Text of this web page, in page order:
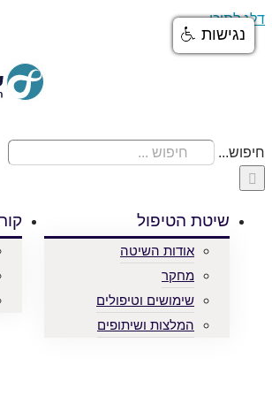
דלג לתוכן
חיפוש...
שיטת הטיפול
אודות השיטה
מחקר
שימושים וטיפולים
המלצות ושיתופים
נגישות